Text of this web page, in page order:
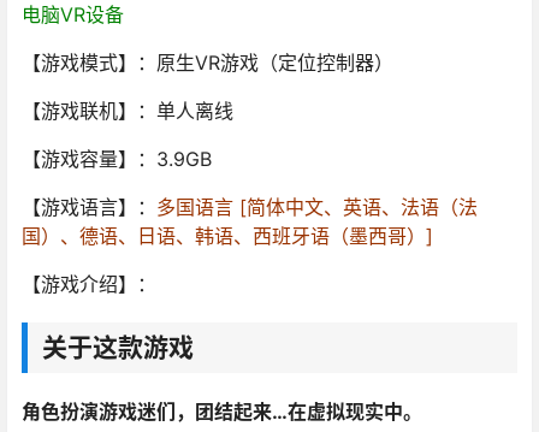
电脑VR设备
【游戏模式】：原生VR游戏（定位控制器）
【游戏联机】：单人离线
【游戏容量】：3.9GB
【游戏语言】： 多国语言 [简体中文、英语、法语（法
国）、德语、日语、韩语、西班牙语（墨西哥）]
【游戏介绍】：
关于这款游戏
角色扮演游戏迷们，团结起来…在虚拟现实中。